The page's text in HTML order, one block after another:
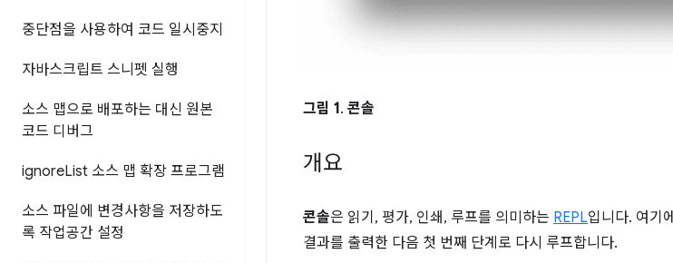
중단점을 사용하여 코드 일시중지
자바스크립트 스니펫 실행
소스 맵으로 배포하는 대신 원본
코드 디버그
ignoreList 소스 맵 확장 프로그램
소스 파일에 변경사항을 저장하도
록 작업공간 설정
그림 1. 콘솔
개요
콘솔은 읽기, 평가, 인쇄, 루프를 의미하는 REPL입니다. 여기
결과를 출력한 다음 첫 번째 단계로 다시 루프합니다.